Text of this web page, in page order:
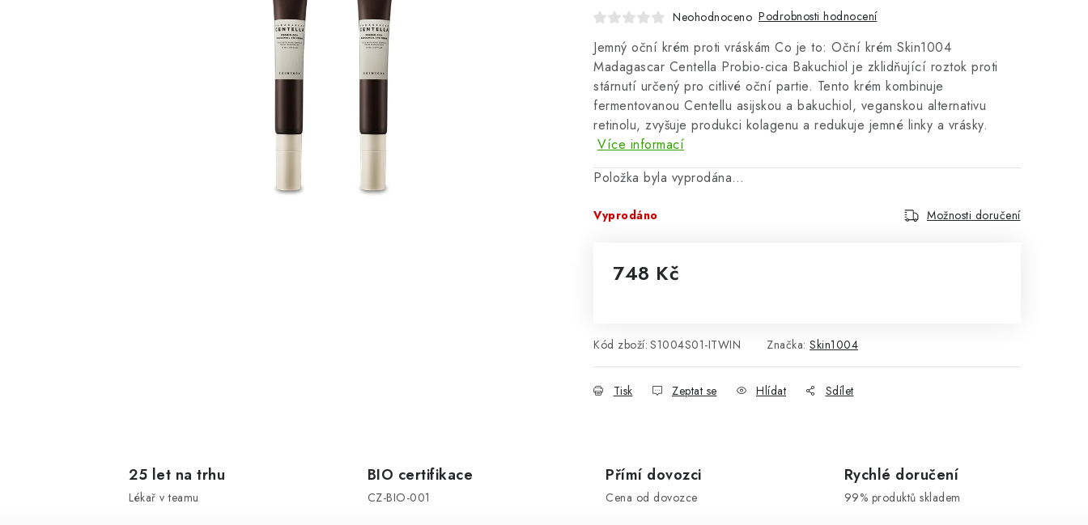
Neohodnoceno Podrobnosti hodnocení
Jemný oční krém proti vráskám Co je to: Oční krém Skin1004
Madagascar Centella Probio-cica Bakuchiol je zklidňující roztok proti
stárnutí určený pro citlivé oční partie. Tento krém kombinuje
fermentovanou Centellu asijskou a bakuchiol, veganskou alternativu
retinolu, zvyšuje produkci kolagenu a redukuje jemné linky a vrásky.
Více informací
Položka byla vyprodána…
Vyprodáno Možnosti doručení
748 Kč
Kód zboží: S1004S01-ITWIN Značka: Skin1004
Tisk Zeptat se Hlídat Sdílet
25 let na trhu
Lékař v teamu
BIO certifikace
CZ-BIO-001
Přímí dovozci
Cena od dovozce
Rychlé doručení
99% produktů skladem